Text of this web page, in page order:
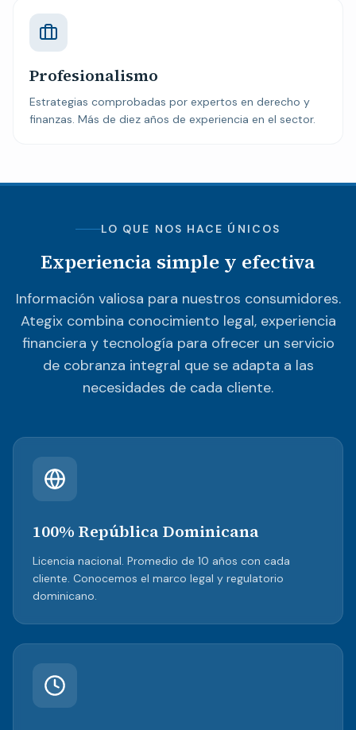
Profesionalismo
Estrategias comprobadas por expertos en derecho y
finanzas. Más de diez años de experiencia en el sector.
LO QUE NOS HACE ÚNICOS
Experiencia simple y efectiva
Información valiosa para nuestros consumidores.
Ategix combina conocimiento legal, experiencia
financiera y tecnología para ofrecer un servicio
de cobranza integral que se adapta a las
necesidades de cada cliente.
100% República Dominicana
Licencia nacional. Promedio de 10 años con cada
cliente. Conocemos el marco legal y regulatorio
dominicano.